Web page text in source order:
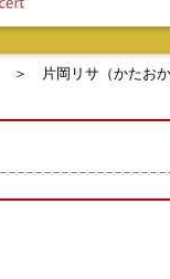
＞ 片岡リサ（かたお